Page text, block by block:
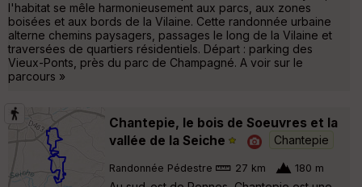
l'habitat se mêle harmonieusement aux parcs, aux zones
boisées et aux bords de la Vilaine. Cette randonnée urbaine
alterne chemins paysagers, passages le long de la Vilaine et
traversées de quartiers résidentiels. Départ : parking des
Vieux-Ponts, près du parc de Champagné. A voir sur le
parcours »
Chantepie, le bois de Soeuvres et la
vallée de la Seiche
Chantepie
Randonnée Pédestre 27 km 180 m